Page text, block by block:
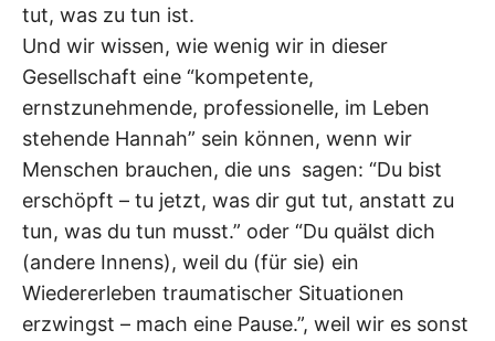
tut, was zu tun ist.
Und wir wissen, wie wenig wir in dieser
Gesellschaft eine “kompetente,
ernstzunehmende, professionelle, im Leben
stehende Hannah” sein können, wenn wir
Menschen brauchen, die uns sagen: “Du bist
erschöpft – tu jetzt, was dir gut tut, anstatt zu
tun, was du tun musst.” oder “Du quälst dich
(andere Innens), weil du (für sie) ein
Wiedererleben traumatischer Situationen
erzwingst – mach eine Pause.”, weil wir es sonst